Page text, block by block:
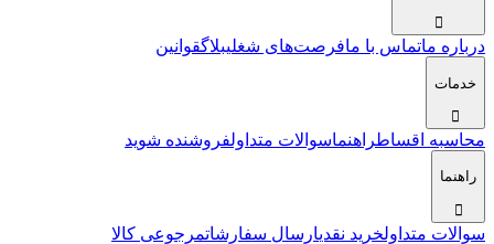
درباره ماتماس با مافرصت‌های شغلیبلاگقوانین
خدمات
محاسبه اقساطراهنماسوالات متداولفروشنده شوید
راهنما
سوالات متداولخرید نقدیارسال سفارشاتمرجوعی کالا